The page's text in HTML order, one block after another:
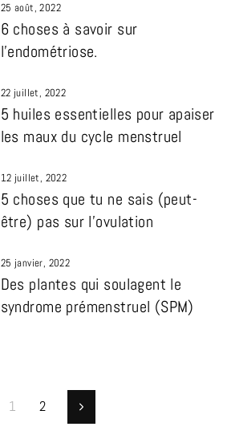
25 août, 2022
6 choses à savoir sur
l’endométriose.
22 juillet, 2022
5 huiles essentielles pour apaiser
les maux du cycle menstruel
12 juillet, 2022
5 choses que tu ne sais (peut-
être) pas sur l’ovulation
25 janvier, 2022
Des plantes qui soulagent le
syndrome prémenstruel (SPM)
1 2 Suivant